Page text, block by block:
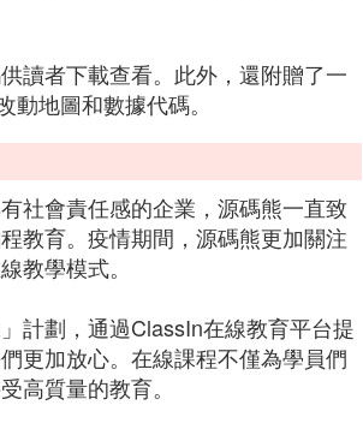
讀者下載查看。此外，還附贈了一
地圖和數據代碼。
社會責任感的企業，源碼熊一直致
教育。疫情期間，源碼熊更加關注
教學模式。
計劃，通過ClassIn在線教育平台提
更加放心。在線課程不僅為學員們
高質量的教育。